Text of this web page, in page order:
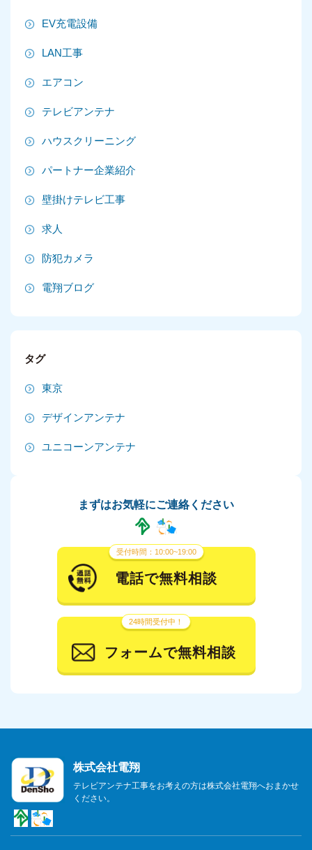
2024年8月
2024年7月
2024年6月
2024年5月
2024年3月
2024年1月
2023年12月
2023年11月
2023年10月
2023年6月
2023年5月
EV充電設備
LAN工事
エアコン
テレビアンテナ
ハウスクリーニング
パートナー企業紹介
壁掛けテレビ工事
求人
防犯カメラ
電翔ブログ
タグ
東京
デザインアンテナ
ユニコーンアンテナ
まずはお気軽にご連絡ください
受付時間：10:00~19:00
電話で無料相談
24時間受付中！
フォームで無料相談
株式会社電翔
テレビアンテナ工事をお考えの方は株式会社電翔へおまかせ
ください。